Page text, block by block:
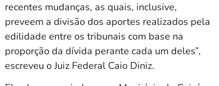
recentes mudanças, as quais, inclusive,
preveem a divisão dos aportes realizados pela
edilidade entre os tribunais com base na
proporção da dívida perante cada um deles”,
escreveu o Juiz Federal Caio Diniz.